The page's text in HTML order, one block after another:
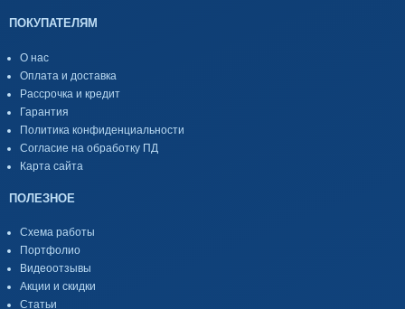
ПОКУПАТЕЛЯМ
О нас
Оплата и доставка
Рассрочка и кредит
Гарантия
Политика конфиденциальности
Согласие на обработку ПД
Карта сайта
ПОЛЕЗНОЕ
Схема работы
Портфолио
Видеоотзывы
Акции и скидки
Статьи